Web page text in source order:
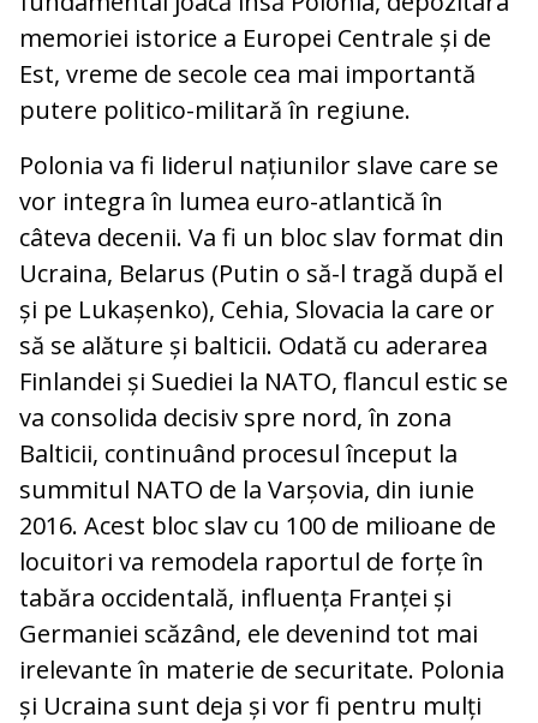
memoriei istorice a Europei Centrale și de
Est, vreme de secole cea mai importantă
putere politico-militară în regiune.
Polonia va fi liderul națiunilor slave care se
vor integra în lumea euro-atlantică în
câteva decenii. Va fi un bloc slav format din
Ucraina, Belarus (Putin o să-l tragă după el
și pe Lukașenko), Cehia, Slovacia la care or
să se alăture și balticii. Odată cu aderarea
Finlandei și Suediei la NATO, flancul estic se
va consolida decisiv spre nord, în zona
Balticii, continuând procesul început la
summitul NATO de la Varșovia, din iunie
2016. Acest bloc slav cu 100 de milioane de
locuitori va remodela raportul de forțe în
tabăra occidentală, influența Franței și
Germaniei scăzând, ele devenind tot mai
irelevante în materie de securitate. Polonia
și Ucraina sunt deja și vor fi pentru mulți